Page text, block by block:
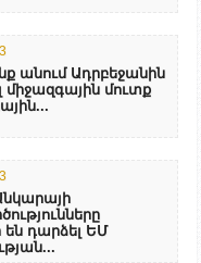
անում Ադրբեջանին
մուտք
դարձել ԵՄ